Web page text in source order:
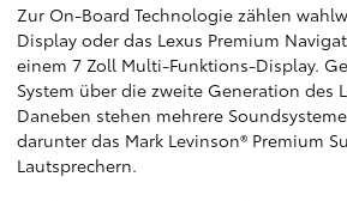
Zur On-Board Technologie zählen
Display oder das Lexus Premium
einem 7 Zoll Multi-Funktions-Display.
System über die zweite Generation des
Daneben stehen mehrere
darunter das Mark Levinson® Premium
Lautsprechern.